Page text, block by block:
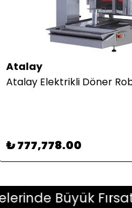
Atalay
Atalay Elektrikli Döner
₺ 777,778.00
Büyük Fırsat !